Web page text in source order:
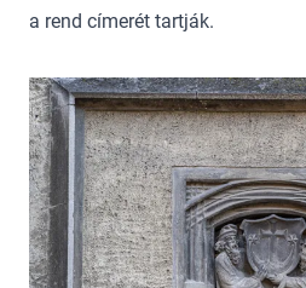
a rend címerét tartják.